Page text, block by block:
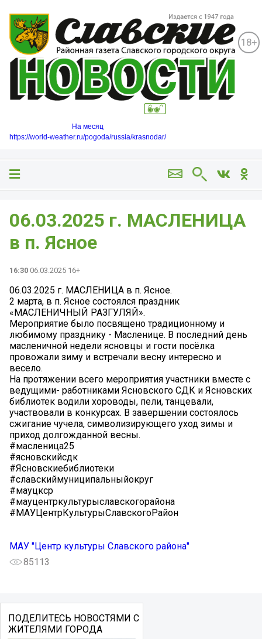
18+
На месяц
https://world-weather.ru/pogoda/russia/krasnodar/
06.03.2025 г. МАСЛЕНИЦА
в п. Ясное
16:30 06.03.2025 16+
06.03.2025 г. МАСЛЕНИЦА в п. Ясное.
2 марта, в п. Ясное состоялся праздник
«МАСЛЕНИЧНЫЙ РАЗГУЛЯЙ».
Мероприятие было посвящено традиционному и
любимому празднику - Масленице. В последний день
масленичной недели ясновцы и гости посёлка
провожали зиму и встречали весну интересно и
весело.
На протяжении всего мероприятия участники вместе с
ведущими- работниками Ясновского СДК и Ясновских
библиотек водили хороводы, пели, танцевали,
участвовали в конкурсах. В завершении состоялось
сжигание чучела, символизирующего уход зимы и
приход долгожданной весны.
#масленица25
#ясновскийсдк
#Ясновскиебиблиотеки
#славскиймуниципальныйокруг
#мауцкср
#мауцентркультурыславскогорайона
#МАУЦентрКультурыСлавскогоРайон
МАУ "Центр культуры Славского района"
85113
ПОДЕЛИТЕСЬ НОВОСТЯМИ С
ЖИТЕЛЯМИ ГОРОДА